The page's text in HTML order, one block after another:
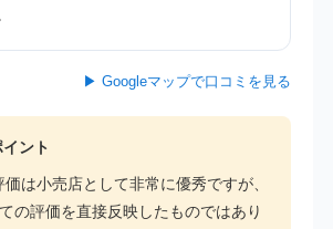
▶ Googleマップで口コミを見る
ント
は小売店として非常に優秀ですが、
の評価を直接反映したものではあり